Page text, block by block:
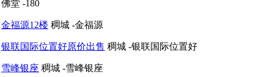
佛堂 -180
金福源12楼 稠城 -金福源
银联国际位置好原价出售 稠城 -银联国际位置好
雪峰银座 稠城 -雪峰银座